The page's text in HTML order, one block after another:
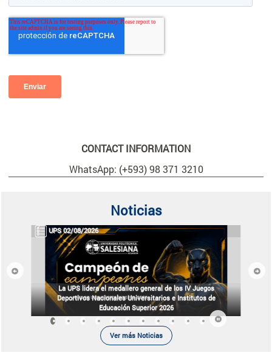
CONTACT INFORMATION
WhatsApp: (+593) 98 371 3210
Noticias
UPS 02/08/2026
La UPS lidera el medallero general de los IV Juegos
Deportivos Nacionales Universitarios e Institutos de
Educación Superior 2026
Previous Next
Ver más Noticias